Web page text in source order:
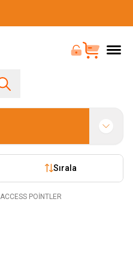
Bayi Girişi
Sepet
Sırala
ACCESS POINTLER